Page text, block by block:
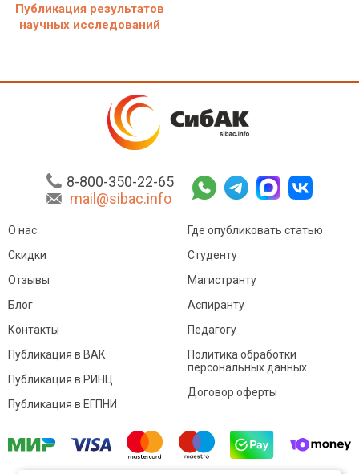
Публикация результатов
научных исследований
8-800-350-22-65
mail@sibac.info
О нас
Скидки
Отзывы
Блог
Контакты
Где опубликовать статью
Студенту
Магистранту
Аспиранту
Педагогу
Публикация в ВАК
Публикация в РИНЦ
Публикация в ЕГПНИ
Политика обработки
персональных данных
Договор оферты